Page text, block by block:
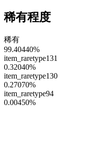
稀有程度
稀有
99.40440%
item_raretype131
0.32040%
item_raretype130
0.27070%
item_raretype94
0.00450%